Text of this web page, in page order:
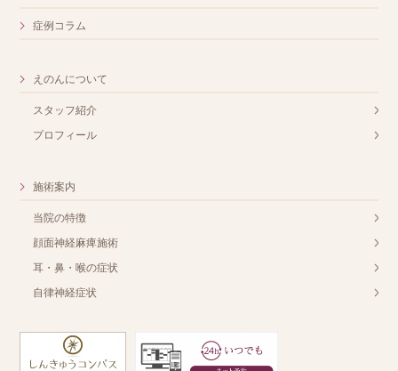
症例コラム
えのんについて
スタッフ紹介
プロフィール
施術案内
当院の特徴
顔面神経麻痺施術
耳・鼻・喉の症状
自律神経症状